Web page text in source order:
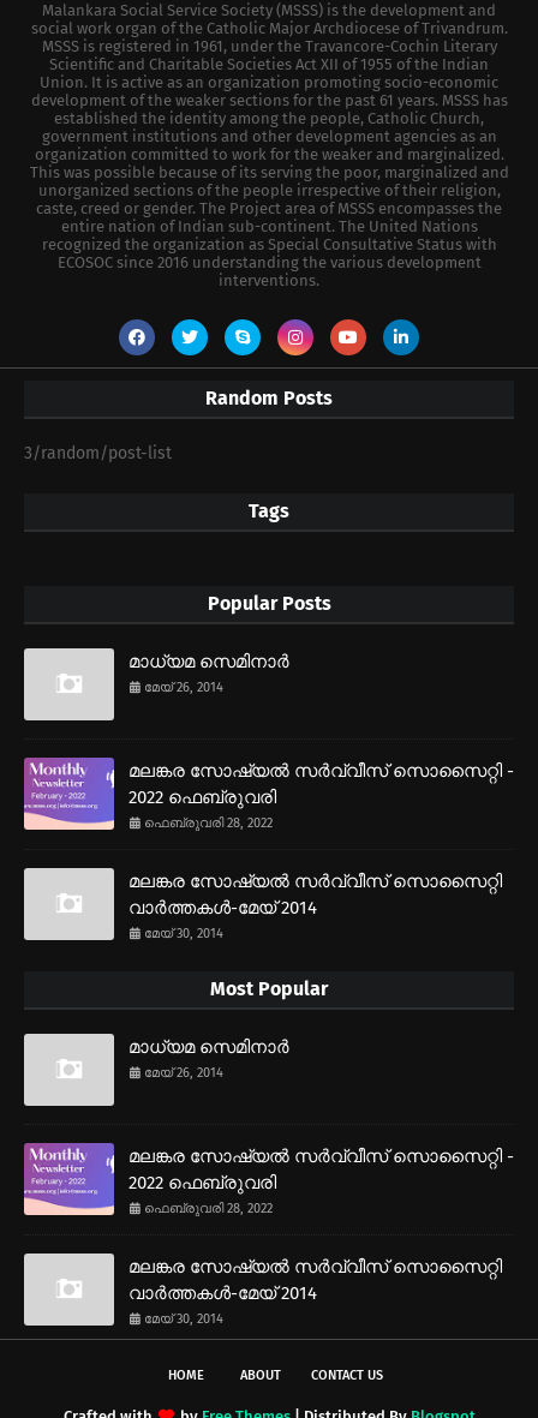
Malankara Social Service Society (MSSS) is the development and
social work organ of the Catholic Major Archdiocese of Trivandrum.
MSSS is registered in 1961, under the Travancore-Cochin Literary
Scientific and Charitable Societies Act XII of 1955 of the Indian
Union. It is active as an organization promoting socio-economic
development of the weaker sections for the past 61 years. MSSS has
established the identity among the people, Catholic Church,
government institutions and other development agencies as an
organization committed to work for the weaker and marginalized.
This was possible because of its serving the poor, marginalized and
unorganized sections of the people irrespective of their religion,
caste, creed or gender. The Project area of MSSS encompasses the
entire nation of Indian sub-continent. The United Nations
recognized the organization as Special Consultative Status with
ECOSOC since 2016 understanding the various development
interventions.
Random Posts
3/random/post-list
Tags
Popular Posts
മാധ്യമ സെമിനാര്‍
മേയ് 26, 2014
മലങ്കര സോഷ്യല്‍ സര്‍വ്വീസ് സൊസൈറ്റി -
2022 ഫെബ്രുവരി
ഫെബ്രുവരി 28, 2022
മലങ്കര സോഷ്യല്‍ സര്‍വ്വീസ് സൊസൈറ്റി
വാര്‍ത്തകള്‍-മേയ് 2014
മേയ് 30, 2014
Most Popular
മാധ്യമ സെമിനാര്‍
മേയ് 26, 2014
മലങ്കര സോഷ്യല്‍ സര്‍വ്വീസ് സൊസൈറ്റി -
2022 ഫെബ്രുവരി
ഫെബ്രുവരി 28, 2022
മലങ്കര സോഷ്യല്‍ സര്‍വ്വീസ് സൊസൈറ്റി
വാര്‍ത്തകള്‍-മേയ് 2014
മേയ് 30, 2014
HOME ABOUT CONTACT US